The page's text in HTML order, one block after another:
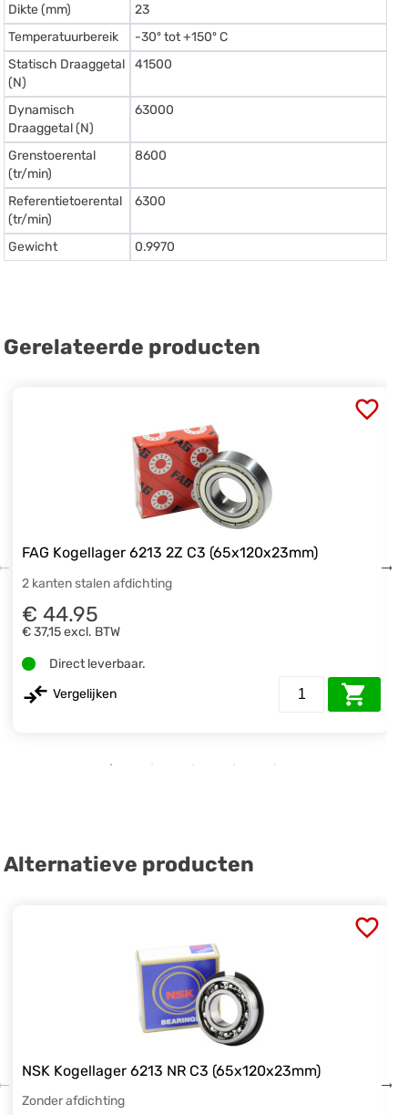
Dikte (mm)
23
Temperatuurbereik
-30º tot +150º C
Statisch Draaggetal
(N)
41500
Dynamisch
Draaggetal (N)
63000
Grenstoerental
(tr/min)
8600
Referentietoerental
(tr/min)
6300
Gewicht 0.9970
Gerelateerde producten
FAG Kogellager 6213 2Z C3 (65x120x23mm)
2 kanten stalen afdichting
€ 44.95
€ 37,15excl. BTW
Direct leverbaar.
Vergelijken
Alternatieve producten
NSK Kogellager 6213 NR C3 (65x120x23mm)
Zonder afdichting